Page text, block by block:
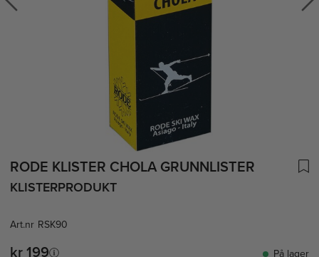
RODE KLISTER CHOLA GRUNNLISTER
KLISTERPRODUKT
Art.nr RSK90
kr 199 På lager